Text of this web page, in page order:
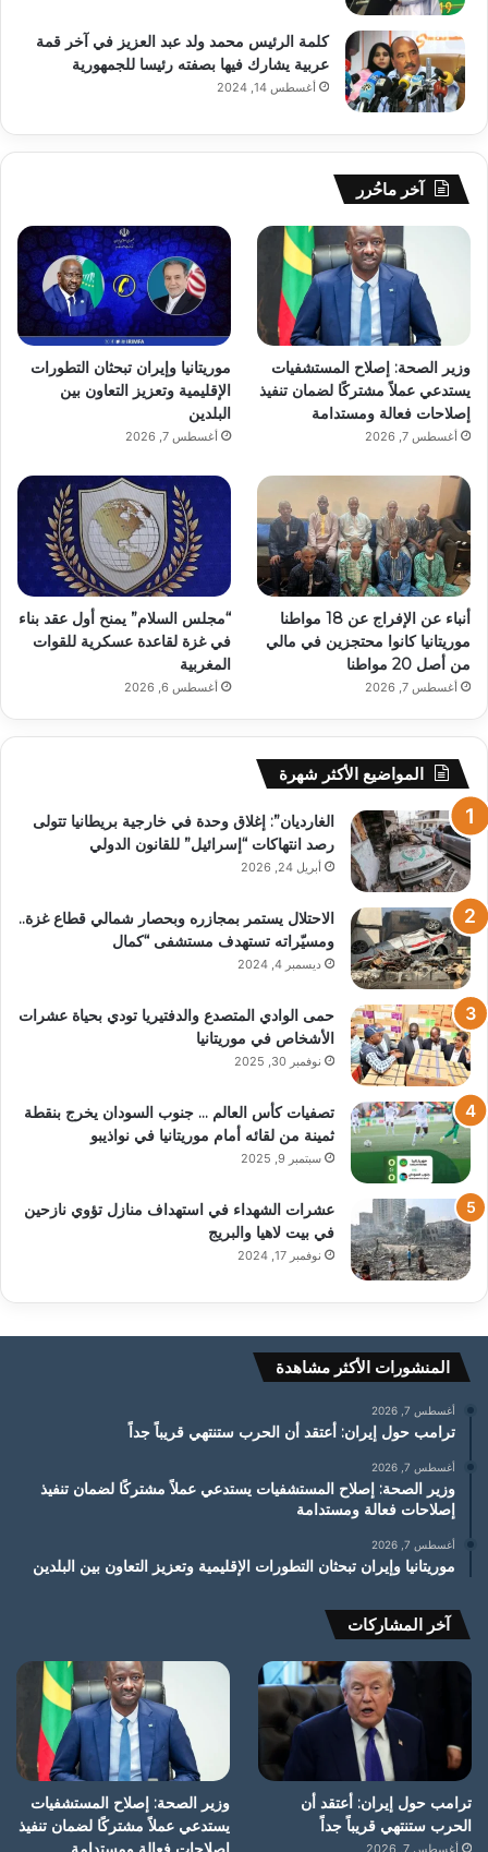
كلمة الرئيس محمد ولد عبد العزيز في آخر قمة
عربية يشارك فيها بصفته رئيسا للجمهورية
أغسطس 14, 2024
آخر ماحُرر
وزير الصحة: إصلاح المستشفيات
يستدعي عملاً مشتركًا لضمان تنفيذ
إصلاحات فعالة ومستدامة
أغسطس 7, 2026
موريتانيا وإيران تبحثان التطورات
الإقليمية وتعزيز التعاون بين
البلدين
أغسطس 7, 2026
أنباء عن الإفراج عن 18 مواطنا
موريتانيا كانوا محتجزين في مالي
من أصل 20 مواطنا
أغسطس 7, 2026
“مجلس السلام” يمنح أول عقد بناء
في غزة لقاعدة عسكرية للقوات
المغربية
أغسطس 6, 2026
المواضيع الأكثر شهرة
الغارديان”: إغلاق وحدة في خارجية بريطانيا تتولى
رصد انتهاكات “إسرائيل” للقانون الدولي
أبريل 24, 2026
الاحتلال يستمر بمجازره وبحصار شمالي قطاع غزة..
ومسيّراته تستهدف مستشفى “كمال
ديسمبر 4, 2024
حمى الوادي المتصدع والدفتيريا تودي بحياة عشرات
الأشخاص في موريتانيا
نوفمبر 30, 2025
تصفيات كأس العالم … جنوب السودان يخرج بنقطة
ثمينة من لقائه أمام موريتانيا في نواذيبو
سبتمبر 9, 2025
عشرات الشهداء في استهداف منازل تؤوي نازحين
في بيت لاهيا والبريج
نوفمبر 17, 2024
المنشورات الأكثر مشاهدة
أغسطس 7, 2026
ترامب حول إيران: أعتقد أن الحرب ستنتهي قريباً جداً
أغسطس 7, 2026
وزير الصحة: إصلاح المستشفيات يستدعي عملاً مشتركًا لضمان تنفيذ
إصلاحات فعالة ومستدامة
أغسطس 7, 2026
موريتانيا وإيران تبحثان التطورات الإقليمية وتعزيز التعاون بين البلدين
آخر المشاركات
ترامب حول إيران: أعتقد أن
الحرب ستنتهي قريباً جداً
وزير الصحة: إصلاح المستشفيات
يستدعي عملاً مشتركًا لضمان تنفيذ